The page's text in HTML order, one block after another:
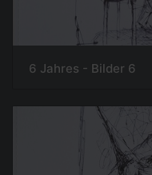
6 Jahres - Bilder 6